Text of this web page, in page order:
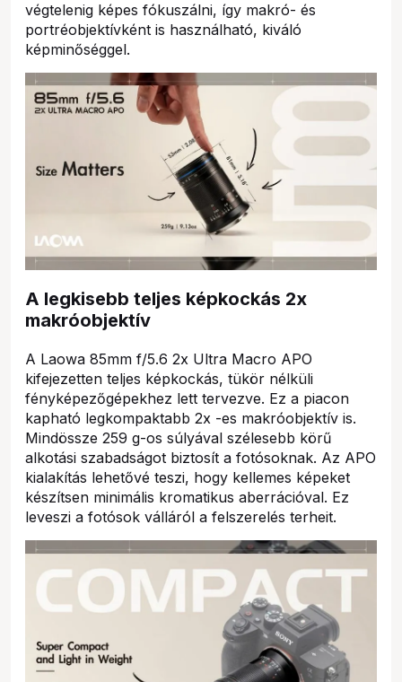
végtelenig képes fókuszálni, így makró- és
portréobjektívként is használható, kiváló
képminőséggel.
A legkisebb teljes képkockás 2x
makróobjektív
A Laowa 85mm f/5.6 2x Ultra Macro APO
kifejezetten teljes képkockás, tükör nélküli
fényképezőgépekhez lett tervezve. Ez a piacon
kapható legkompaktabb 2x -es makróobjektív is.
Mindössze 259 g-os súlyával szélesebb körű
alkotási szabadságot biztosít a fotósoknak. Az APO
kialakítás lehetővé teszi, hogy kellemes képeket
készítsen minimális kromatikus aberrációval. Ez
leveszi a fotósok válláról a felszerelés terheit.